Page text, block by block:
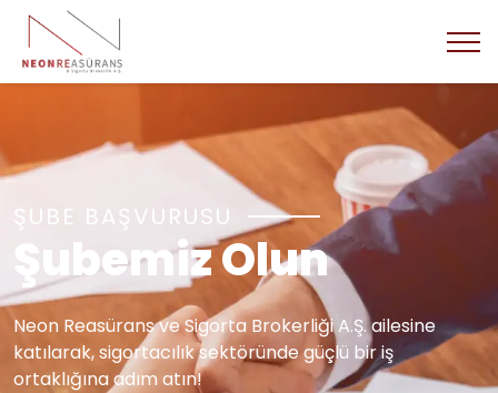
ŞUBE BAŞVURUSU
Şubemiz Olun
Neon Reasürans ve Sigorta Brokerliği A.Ş. ailesine
katılarak, sigortacılık sektöründe güçlü bir iş
ortaklığına adım atın!